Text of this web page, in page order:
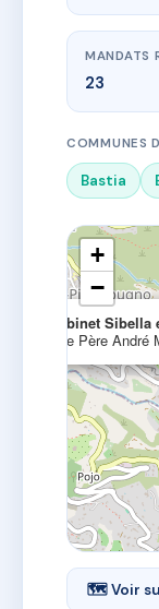
MANDATS
23
COMMUNES
Bastia
Cabinet
Rue Père
+
−
🗺 Voir